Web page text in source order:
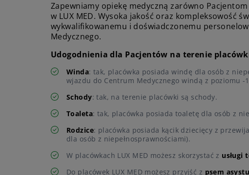
Zapewniamy opiekę medyczną zarówno
w LUX MED. Wysoka jakość oraz kompleksowość
wykwalifikowanemu i doświadczonemu
Medycznego.
Udogodnienia dla Pacjentów na terenie
Winda: tak, placówka posiada windę dla osób z
wjazdu do Centrum Medycznego windą z poziomu -
Schody: tak, na terenie placówki są schody.
Toaleta: tak, placówka posiada toaletę dla osób z
Rodzice: placówka posiada kącik dziecięcy z
dla osób z niepełnosprawnościami).
W placówkach LUX MED możesz skorzystać z usługi
Do placówek LUX MED możesz przyjść z psem